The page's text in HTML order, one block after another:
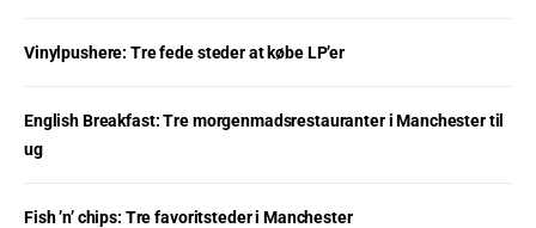
Vinylpushere: Tre fede steder at købe LP’er
English Breakfast: Tre morgenmadsrestauranter i Manchester til
ug
Fish ’n’ chips: Tre favoritsteder i Manchester